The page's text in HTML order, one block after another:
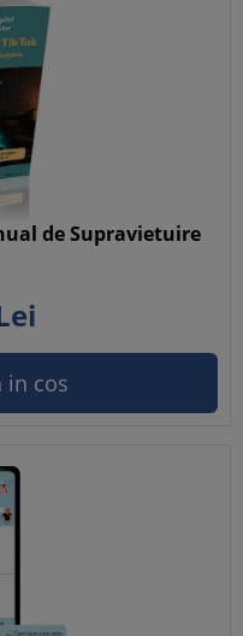
de Supravietuire
in cos